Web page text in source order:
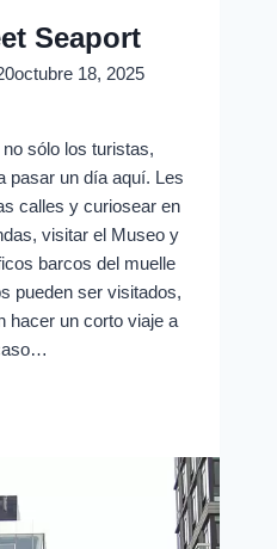
Seaport
octubre 18, 2025
sólo los turistas,
pasar un día aquí. Les
calles y curiosear en
visitar el Museo y
barcos del muelle
pueden ser visitados,
hacer un corto viaje a